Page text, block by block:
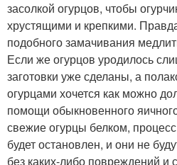
засолкой огурцов, чтобы
хрустящими и крепкими.
подобного замачивания
Если же огурцов уродилось
заготовки уже сделаны, а
огурцами хочется как можно
помощи обыкновенного
свежие огурцы белком,
будет остановлен, и они не
без каких-либо повреждений